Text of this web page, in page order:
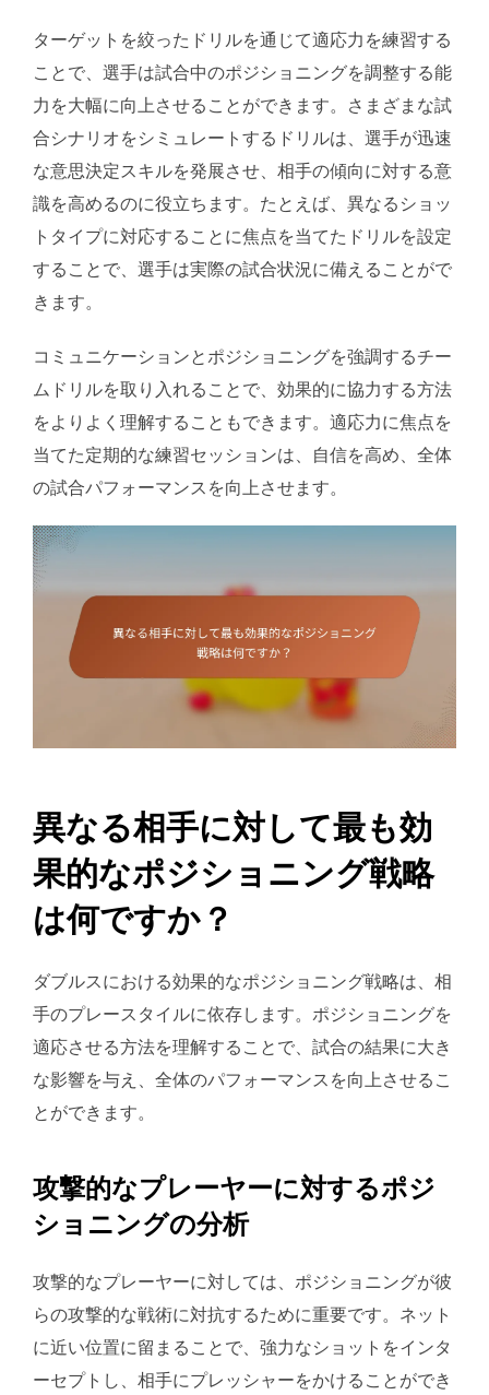
ターゲットを絞ったドリルを通じて適応力を練習する
ことで、選手は試合中のポジショニングを調整する能
力を大幅に向上させることができます。さまざまな試
合シナリオをシミュレートするドリルは、選手が迅速
な意思決定スキルを発展させ、相手の傾向に対する意
識を高めるのに役立ちます。たとえば、異なるショッ
トタイプに対応することに焦点を当てたドリルを設定
することで、選手は実際の試合状況に備えることがで
きます。
コミュニケーションとポジショニングを強調するチー
ムドリルを取り入れることで、効果的に協力する方法
をよりよく理解することもできます。適応力に焦点を
当てた定期的な練習セッションは、自信を高め、全体
の試合パフォーマンスを向上させます。
異なる相手に対して最も効
果的なポジショニング戦略
は何ですか？
ダブルスにおける効果的なポジショニング戦略は、相
手のプレースタイルに依存します。ポジショニングを
適応させる方法を理解することで、試合の結果に大き
な影響を与え、全体のパフォーマンスを向上させるこ
とができます。
攻撃的なプレーヤーに対するポジ
ショニングの分析
攻撃的なプレーヤーに対しては、ポジショニングが彼
らの攻撃的な戦術に対抗するために重要です。ネット
に近い位置に留まることで、強力なショットをインタ
ーセプトし、相手にプレッシャーをかけることができ